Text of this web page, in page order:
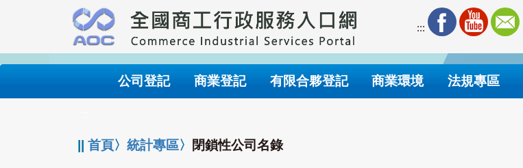
要
內
:::
公司登記 商業登記 有限合夥登記 商業環境 法規專區
||首頁〉統計專區〉 閉鎖性公司名錄